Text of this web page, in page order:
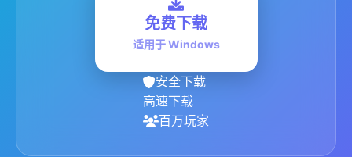
免费下载
适用于 Windows
安全下载
高速下载
百万玩家